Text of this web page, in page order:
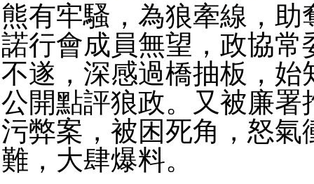
熊有牢騷，為狼牽線，助
諾行會成員無望，政協常
不遂，深感過橋抽板，始
公開點評狼政。又被廉署
污弊案，被困死角，怒氣
難，大肆爆料。